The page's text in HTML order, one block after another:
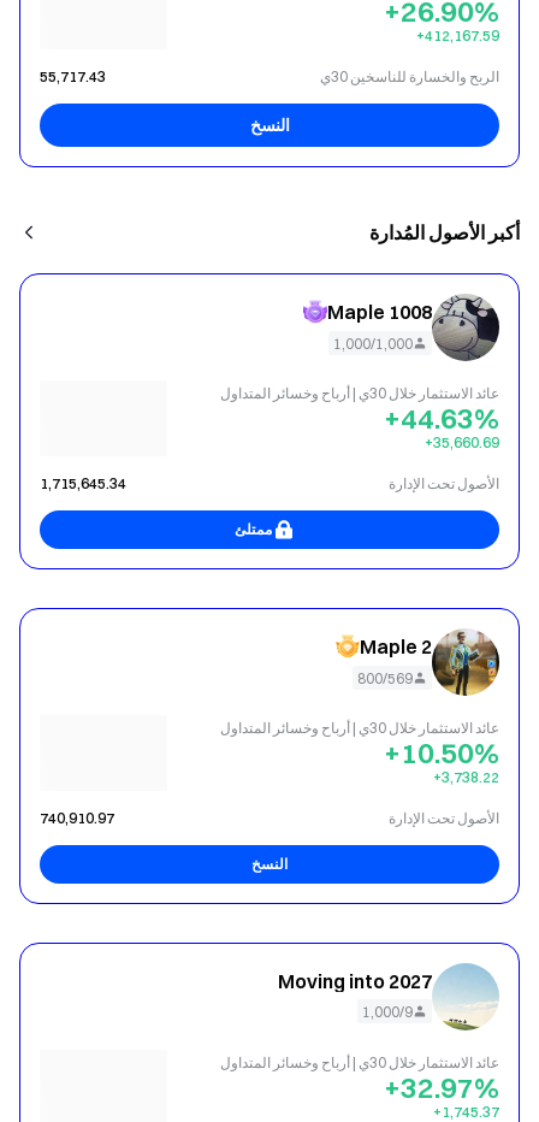
+26.90%
‎+412,167.59
الربح والخسارة للناسخين 30ي 55,717.43
النسخ
أكبر الأصول المُدارة
Maple 1008
1,000/1,000
عائد الاستثمار خلال 30ي | أرباح وخسائر المتداول
+44.63%
‎+35,660.69
الأصول تحت الإدارة 1,715,645.34
ممتلئ
Maple 2
800/569
عائد الاستثمار خلال 30ي | أرباح وخسائر المتداول
+10.50%
‎+3,738.22
الأصول تحت الإدارة 740,910.97
النسخ
Moving into 2027
1,000/9
عائد الاستثمار خلال 30ي | أرباح وخسائر المتداول
+32.97%
‎+1,745.37